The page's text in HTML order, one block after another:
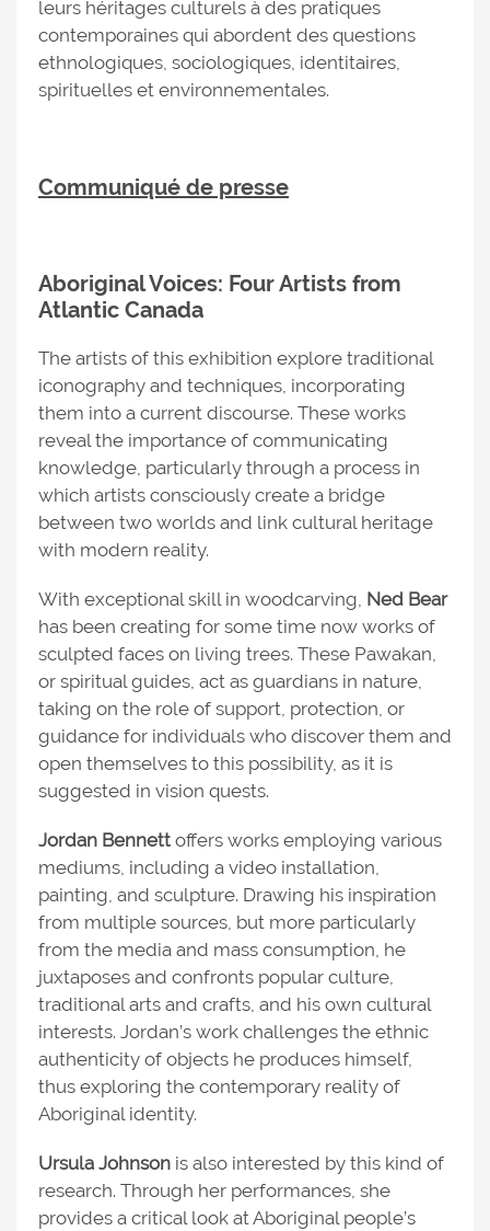
leurs héritages culturels à des pratiques
contemporaines qui abordent des questions
ethnologiques, sociologiques, identitaires,
spirituelles et environnementales.
Communiqué de presse
Aboriginal Voices: Four Artists from
Atlantic Canada
The artists of this exhibition explore traditional
iconography and techniques, incorporating
them into a current discourse. These works
reveal the importance of communicating
knowledge, particularly through a process in
which artists consciously create a bridge
between two worlds and link cultural heritage
with modern reality.
With exceptional skill in woodcarving, Ned Bear
has been creating for some time now works of
sculpted faces on living trees. These Pawakan,
or spiritual guides, act as guardians in nature,
taking on the role of support, protection, or
guidance for individuals who discover them and
open themselves to this possibility, as it is
suggested in vision quests.
Jordan Bennett offers works employing various
mediums, including a video installation,
painting, and sculpture. Drawing his inspiration
from multiple sources, but more particularly
from the media and mass consumption, he
juxtaposes and confronts popular culture,
traditional arts and crafts, and his own cultural
interests. Jordan’s work challenges the ethnic
authenticity of objects he produces himself,
thus exploring the contemporary reality of
Aboriginal identity.
Ursula Johnson is also interested by this kind of
research. Through her performances, she
provides a critical look at Aboriginal people’s